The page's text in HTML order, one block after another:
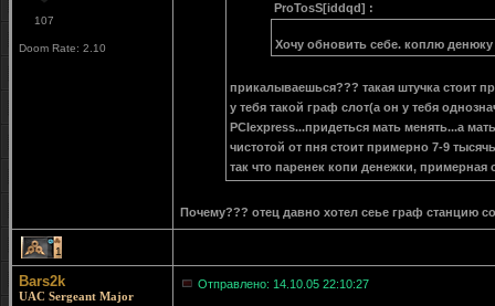
107
Doom Rate: 2.10
ProTosS[iddqd] :
Хочу обновить себе. коплю денюку
прикалываешься??? такая штучка стоит
у тебя такой граф слот(а он у тебя
PCIexpress...придеться мать менять...а
чистотой от пня стоит примерно 7-9
так что паренек копи денежки, примерная
Почему??? отец давно хотел сеье граф станцию
1
Bars2k
UAC Sergeant Major
Отправлено: 14.10.05 22:10:27